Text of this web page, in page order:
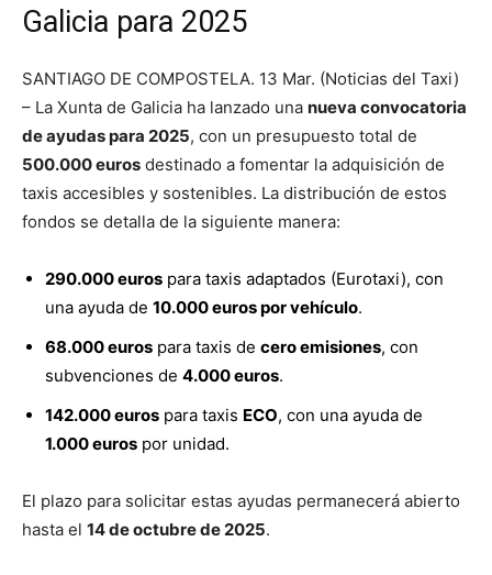
Galicia para 2025
SANTIAGO DE COMPOSTELA. 13 Mar. (Noticias del Taxi)
– La Xunta de Galicia ha lanzado una nueva convocatoria
de ayudas para 2025, con un presupuesto total de
500.000 euros destinado a fomentar la adquisición de
taxis accesibles y sostenibles. La distribución de estos
fondos se detalla de la siguiente manera:
290.000 euros para taxis adaptados (Eurotaxi), con
una ayuda de 10.000 euros por vehículo.
68.000 euros para taxis de cero emisiones, con
subvenciones de 4.000 euros.
142.000 euros para taxis ECO, con una ayuda de
1.000 euros por unidad.
El plazo para solicitar estas ayudas permanecerá abierto
hasta el 14 de octubre de 2025.